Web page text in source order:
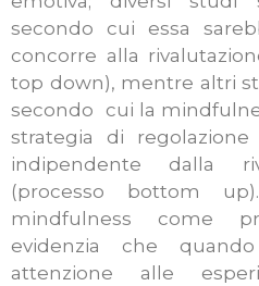
secondo cui essa
concorre alla
top down), mentre altri
secondo cui la
strategia di
indipendente dalla
(processo bottom
mindfulness come
evidenzia che
attenzione alle